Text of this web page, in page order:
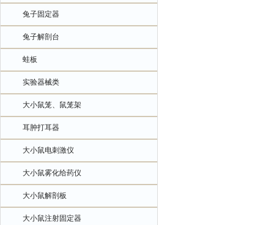
兔子固定器
兔子解剖台
蛙板
实验器械类
大小鼠笼、鼠笼架
耳肿打耳器
大小鼠电刺激仪
大小鼠雾化给药仪
大小鼠解剖板
大小鼠注射固定器